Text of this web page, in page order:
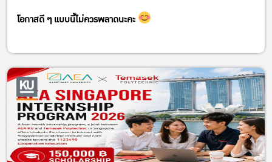
โอกาสดี ๆ แบบนี้ไม่ควรพลาดนะคะ